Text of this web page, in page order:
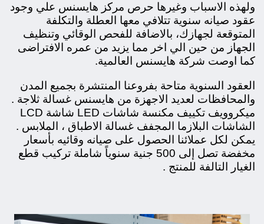
ولهذه الاسباب وغيرها حرص مركز هايسنس علي وجود
عقود صيانه سنوية تتلافي معها العطلة والتكلفة
المتوقعة لجهازك، بالاضافة للفحص الوقائي وتنظيف
الجهاز من حين الي اخر مما يزيد من عمره الافتراضى
كما اوصت شركة هايسنس العالمية.
العقود السنوية متاحة بفروعنا المنتشرة بجميع المدن
والمحافظات لعديد الاجهزة من هايسنس غسالة ثلاجة .
ميكروويف تكييف مكنسة شاشات LED شاشة LCD
الشاشات البلازما المجفف غسالة الاطباق ، الملابس .
يمكن لكل عملائنا الحصول على صيانه وقائيه بأسعار
مخفضة تصل إلى 500 جنية سنوياً شاملة تركيب قطع
الغيار التالفة للمنتج .